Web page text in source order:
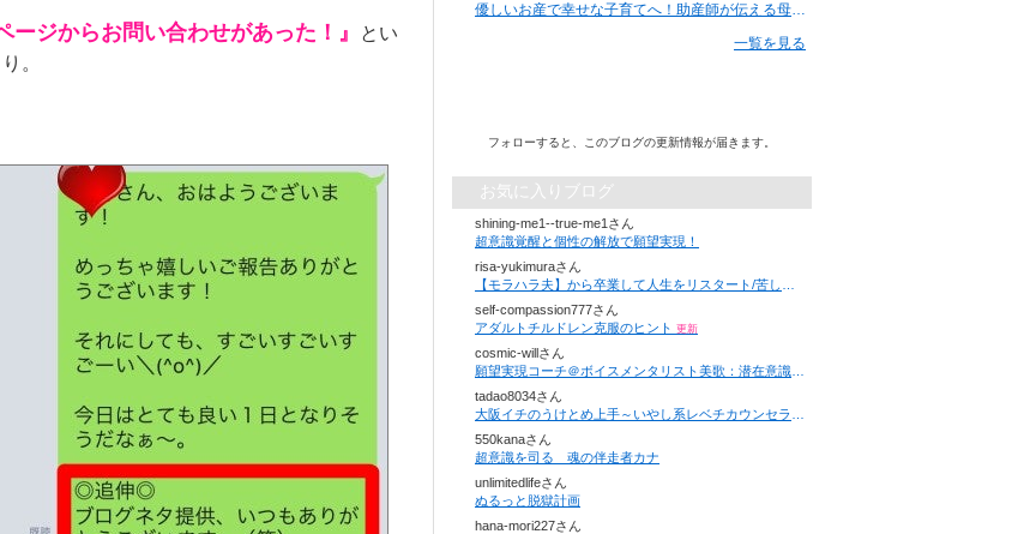
ージからお問い合わせがあった！』
とい
。
優しいお産で幸せな子育てへ！助産師が伝える母子ケアの秘訣
一覧を見る
フォローすると、このブログの更新情報が届きます。
お気に入りブログ
shining-me1--true-me1さん
超意識覚醒と個性の解放で願望実現！
risa-yukimuraさん
self-compassion777さん
アダルトチルドレン克服のヒント 更新
cosmic-willさん
tadao8034さん
550kanaさん
超意識を司る 魂の伴走者カナ
unlimitedlifeさん
ぬるっと脱獄計画
hana-mori227さん